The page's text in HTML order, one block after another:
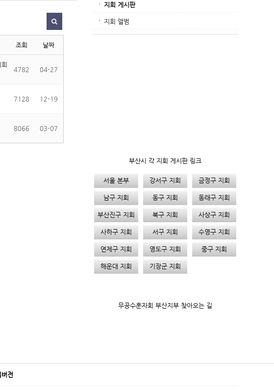
조회 날짜
4782 04-27
7128 12-19
8066 03-07
지회 게시판
지회 앨범
부산시 각 지회 게시판 링크
서울 본부 강서구 지회 금정구 지회
남구 지회 동구 지회 동래구 지회
부산진구 지회 북구 지회 사상구 지회
사하구 지회 서구 지회 수영구 지회
연제구 지회 영도구 지회 중구 지회
해운대 지회 기장군 지회
무공수훈자회 부산지부 찾아오는 길
전